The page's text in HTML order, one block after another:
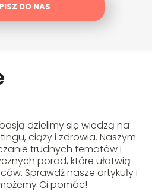
DO NAS
dzielimy się wiedzą na
ciąży i zdrowia. Naszym
trudnych tematów i
porad, które ułatwią
Sprawdź nasze artykuły i
Ci pomóc!